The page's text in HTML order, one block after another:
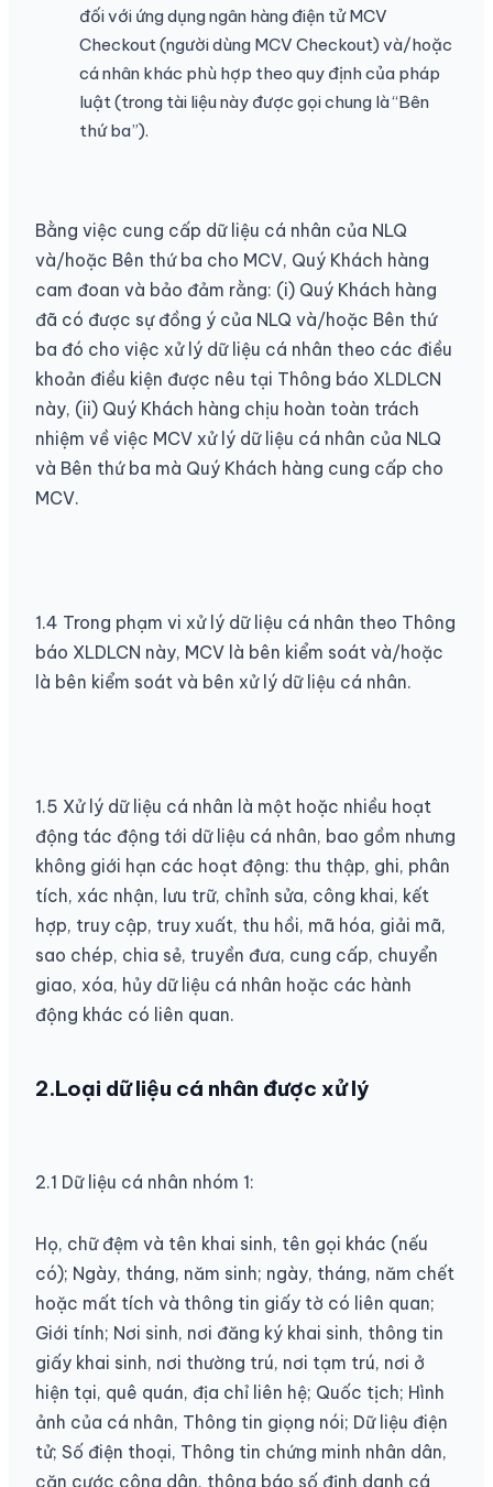
đối với ứng dụng ngân hàng điện tử MCV
Checkout (người dùng MCV Checkout) và/hoặc
cá nhân khác phù hợp theo quy định của pháp
luật (trong tài liệu này được gọi chung là “Bên
thứ ba”).
Bằng việc cung cấp dữ liệu cá nhân của NLQ
và/hoặc Bên thứ ba cho MCV, Quý Khách hàng
cam đoan và bảo đảm rằng: (i) Quý Khách hàng
đã có được sự đồng ý của NLQ và/hoặc Bên thứ
ba đó cho việc xử lý dữ liệu cá nhân theo các điều
khoản điều kiện được nêu tại Thông báo XLDLCN
này, (ii) Quý Khách hàng chịu hoàn toàn trách
nhiệm về việc MCV xử lý dữ liệu cá nhân của NLQ
và Bên thứ ba mà Quý Khách hàng cung cấp cho
MCV.
1.4 Trong phạm vi xử lý dữ liệu cá nhân theo Thông
báo XLDLCN này, MCV là bên kiểm soát và/hoặc
là bên kiểm soát và bên xử lý dữ liệu cá nhân.
1.5 Xử lý dữ liệu cá nhân là một hoặc nhiều hoạt
động tác động tới dữ liệu cá nhân, bao gồm nhưng
không giới hạn các hoạt động: thu thập, ghi, phân
tích, xác nhận, lưu trữ, chỉnh sửa, công khai, kết
hợp, truy cập, truy xuất, thu hồi, mã hóa, giải mã,
sao chép, chia sẻ, truyền đưa, cung cấp, chuyển
giao, xóa, hủy dữ liệu cá nhân hoặc các hành
động khác có liên quan.
2.Loại dữ liệu cá nhân được xử lý
2.1 Dữ liệu cá nhân nhóm 1:
Họ, chữ đệm và tên khai sinh, tên gọi khác (nếu
có); Ngày, tháng, năm sinh; ngày, tháng, năm chết
hoặc mất tích và thông tin giấy tờ có liên quan;
Giới tính; Nơi sinh, nơi đăng ký khai sinh, thông tin
giấy khai sinh, nơi thường trú, nơi tạm trú, nơi ở
hiện tại, quê quán, địa chỉ liên hệ; Quốc tịch; Hình
ảnh của cá nhân, Thông tin giọng nói; Dữ liệu điện
tử; Số điện thoại, Thông tin chứng minh nhân dân,
căn cước công dân, thông báo số định danh cá